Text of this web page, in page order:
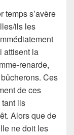
temps s’avère
ils les
attisent la
renarde,
Ces
de ces
ils
Alors que de
ne doit les